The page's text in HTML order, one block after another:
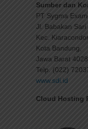
Sumber dan
PT Sygma
Jl. Babakan
Kec.
Kota Bandung,
Jawa Barat
Telp. (022)
www.sdi.id
Cloud Hosting